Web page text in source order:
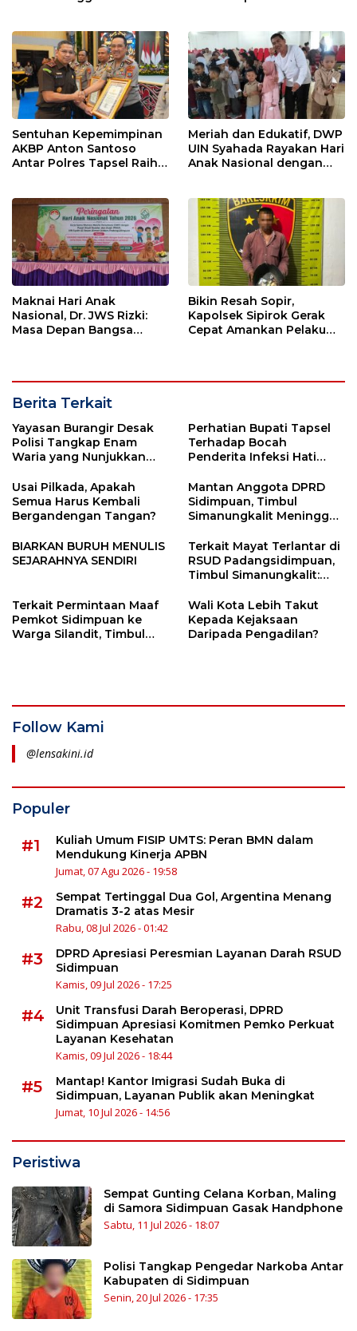
Sentuhan Kepemimpinan
AKBP Anton Santoso
Antar Polres Tapsel Raih
Meriah dan Edukatif, DWP
UIN Syahada Rayakan Hari
Anak Nasional dengan
Maknai Hari Anak
Nasional, Dr. JWS Rizki:
Masa Depan Bangsa
Bikin Resah Sopir,
Kapolsek Sipirok Gerak
Cepat Amankan Pelaku
Berita Terkait
Yayasan Burangir Desak
Polisi Tangkap Enam
Waria yang Nunjukkan
Seks Saat Live di TikTok
Perhatian Bupati Tapsel
Terhadap Bocah
Penderita Infeksi Hati
Burangir Ucapkan Terima
Kasih
Usai Pilkada, Apakah
Semua Harus Kembali
Bergandengan Tangan?
Mantan Anggota DPRD
Sidimpuan, Timbul
Simanungkalit Meninggal
BIARKAN BURUH MENULIS
SEJARAHNYA SENDIRI
Terkait Mayat Terlantar di
RSUD Padangsidimpuan,
Timbul Simanungkalit:
Polisi Dan Satpol PP
Terkait Permintaan Maaf
Pemkot Sidimpuan ke
Warga Silandit, Timbul
Wali Kota Lebih Takut
Kepada Kejaksaan
Daripada Pengadilan?
Follow Kami
@lensakini.id
Populer
#1
Kuliah Umum FISIP UMTS: Peran BMN dalam
Mendukung Kinerja APBN
Jumat, 07 Agu 2026 - 19:58
#2
Sempat Tertinggal Dua Gol, Argentina Menang
Dramatis 3-2 atas Mesir
Rabu, 08 Jul 2026 - 01:42
#3
DPRD Apresiasi Peresmian Layanan Darah RSUD
Sidimpuan
Kamis, 09 Jul 2026 - 17:25
#4
Unit Transfusi Darah Beroperasi, DPRD
Sidimpuan Apresiasi Komitmen Pemko Perkuat
Layanan Kesehatan
Kamis, 09 Jul 2026 - 18:44
#5
Mantap! Kantor Imigrasi Sudah Buka di
Sidimpuan, Layanan Publik akan Meningkat
Jumat, 10 Jul 2026 - 14:56
Peristiwa
Sempat Gunting Celana Korban, Maling
di Samora Sidimpuan Gasak Handphone
Sabtu, 11 Jul 2026 - 18:07
Polisi Tangkap Pengedar Narkoba Antar
Kabupaten di Sidimpuan
Senin, 20 Jul 2026 - 17:35